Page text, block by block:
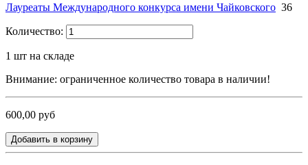
Лауреаты Международного конкурса имени Чайковского 36
Количество:
1 шт на складе
Внимание: ограниченное количество товара в наличии!
600,00 руб
Добавить в корзину